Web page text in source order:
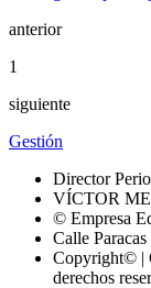
anterior
1
siguiente
Gestión
Director
VÍCTOR
© Empresa
Calle
Copyright© |
derechos